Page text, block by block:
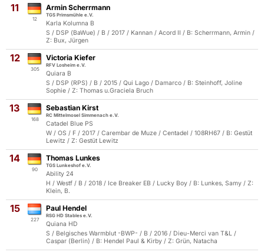
11
12
Armin Scherrmann
TGS Primsmühle e.V.
Karla Kolumna B
S / DSP (BaWue) / B / 2017 / Kannan / Acord II / B: Scherrmann, Armin /
Z: Bux, Jürgen
12
305
Victoria Kiefer
RFV Losheim e.V.
Quiara B
S / DSP (RPS) / B / 2015 / Qui Lago / Damarco / B: Steinhoff, Joline
Sophie / Z: Thomas u.Graciela Bruch
13
168
Sebastian Kirst
RC Mittelmosel Simmenach e.V.
Catadel Blue PS
W / OS / F / 2017 / Carembar de Muze / Centadel / 108RH67 / B: Gestüt
Lewitz / Z: Gestüt Lewitz
14
90
Thomas Lunkes
TGS Lunkeshof e.V.
Ability 24
H / Westf / B / 2018 / Ice Breaker EB / Lucky Boy / B: Lunkes, Samy / Z:
Klein, B.
15
227
Paul Hendel
RSG HD Stables e.V.
Quiana HD
S / Belgisches Warmblut -BWP- / B / 2016 / Dieu-Merci van T&L /
Caspar (Berlin) / B: Hendel Paul & Kirby / Z: Grün, Natacha